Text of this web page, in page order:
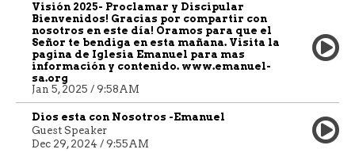
Visión 2025- Proclamar y Discipular
Bienvenidos! Gracias por compartir con
nosotros en este día! Oramos para que el
Señor te bendiga en esta mañana. Visita la
pagina de Iglesia Emanuel para mas
información y contenido. www.emanuel-
sa.org
Jan 5, 2025 / 9:58AM
Dios esta con Nosotros -Emanuel
Guest Speaker
Dec 29, 2024 / 9:55AM